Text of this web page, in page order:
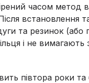
часом метод
встановлення
та резинок
і не вимагають
півтора роки та